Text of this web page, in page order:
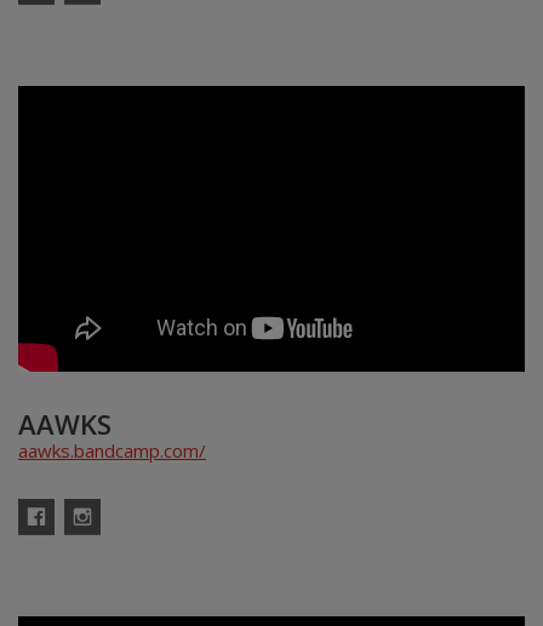
FacebookInstagram
AAWKS
aawks.bandcamp.com/